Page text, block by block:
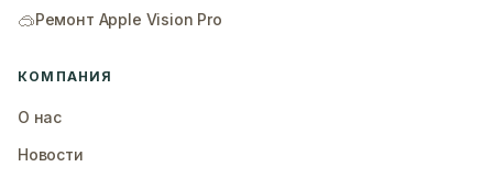
🥽Ремонт Apple Vision Pro
КОМПАНИЯ
О нас
Новости